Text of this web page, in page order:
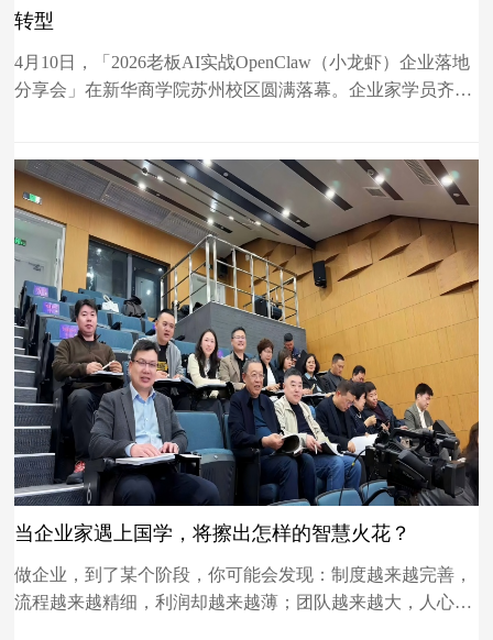
转型
4月10日，「2026老板AI实战OpenClaw（小龙虾）企业落地
分享会」在新华商学院苏州校区圆满落幕。企业家学员齐聚
当企业家遇上国学，将擦出怎样的智慧火花？
做企业，到了某个阶段，你可能会发现：制度越来越完善，
流程越来越精细，利润却越来越薄；团队越来越大，人心却